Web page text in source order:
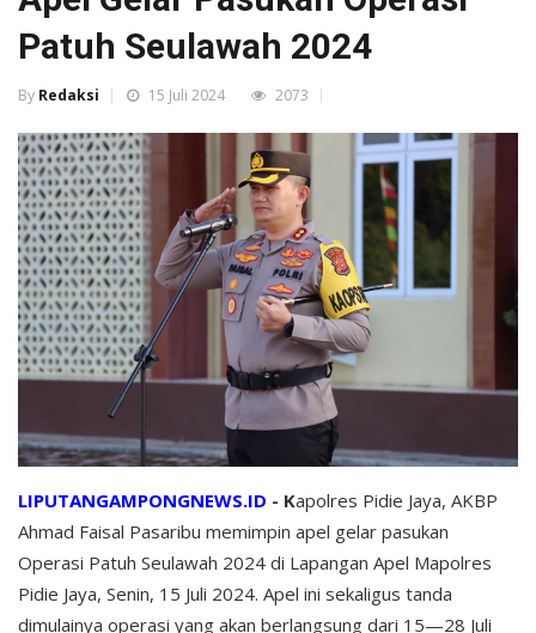
Patuh Seulawah 2024
By Redaksi 15 Juli 2024 2073
LIPUTANGAMPONGNEWS.ID - Kapolres Pidie Jaya, AKBP
Ahmad Faisal Pasaribu memimpin apel gelar pasukan
Operasi Patuh Seulawah 2024 di Lapangan Apel Mapolres
Pidie Jaya, Senin, 15 Juli 2024. Apel ini sekaligus tanda
dimulainya operasi yang akan berlangsung dari 15—28 Juli